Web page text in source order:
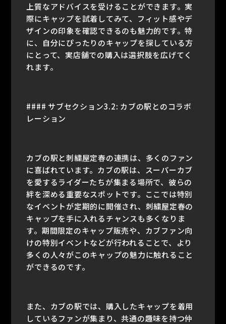
上質なアドバイスを受けることができます。実
際にキャップを試着してみて、フィット感やデ
ザインの印象を確認できるのも魅力的です。特
に、自分にぴったりのキャップを探している方
にとって、実店舗での購入は選択肢を広げてく
れます。
#### サブセクション3.2: カブの駅とのコラボ
レーション
カブの駅と刺繍屋定春の連携は、多くのファン
に喜ばれています。カブの駅は、スーパーカブ
を愛するライダーたちが集まる場所で、彼らの
絆を深める重要なスポットです。ここでは特別
なイベントが定期的に開催され、刺繍屋定春の
キャップを手に入れるチャンスも多くなりま
す。期間限定のキャップ販売や、カブファン向
けの特別イベントなどが行われることで、より
多くの人々がこのキャップの魅力に触れること
ができるのです。
また、カブの駅では、購入したキャップを着用
しているファンが集まり、共通の趣味を持つ仲